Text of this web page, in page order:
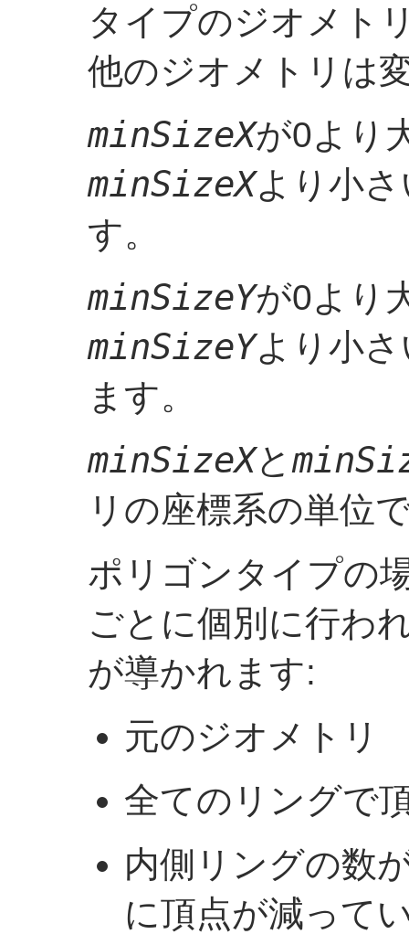
タイプのジオメト
他のジオメトリは
minSizeXが0より
minSizeXより小
す。
minSizeYが0より
minSizeYより小
ます。
minSizeXと
リの座標系の単位
ポリゴンタイプの
ごとに個別に行わ
が導かれます:
元のジオメトリ
全てのリングで
内側リングの数
に頂点が減って